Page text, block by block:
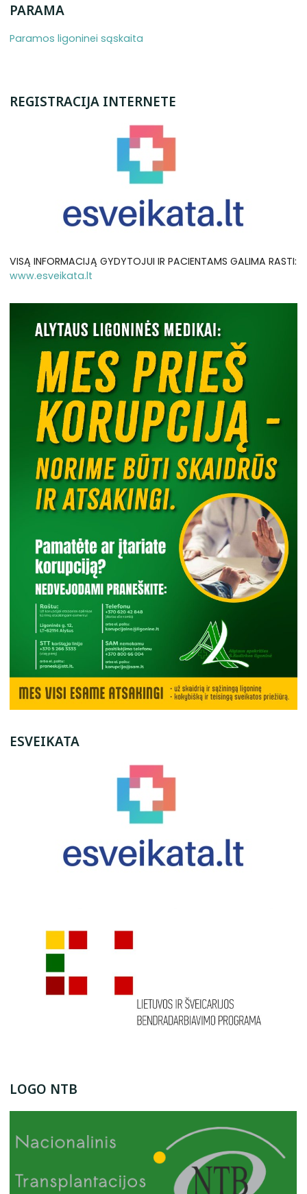
PARAMA
Paramos ligoninei sąskaita
REGISTRACIJA INTERNETE
VISĄ INFORMACIJĄ GYDYTOJUI IR PACIENTAMS GALIMA RASTI:
www.esveikata.lt
ESVEIKATA
LOGO NTB